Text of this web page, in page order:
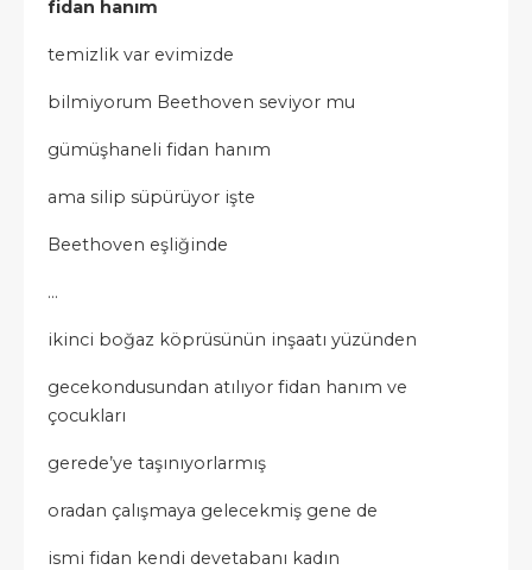
fidan hanım
temizlik var evimizde
bilmiyorum Beethoven seviyor mu
gümüşhaneli fidan hanım
ama silip süpürüyor işte
Beethoven eşliğinde
…
ikinci boğaz köprüsünün inşaatı yüzünden
gecekondusundan atılıyor fidan hanım ve
çocukları
gerede’ye taşınıyorlarmış
oradan çalışmaya gelecekmiş gene de
ismi fidan kendi devetabanı kadın